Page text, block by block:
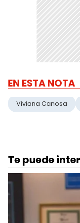
EN ESTA NOTA
Viviana Canosa